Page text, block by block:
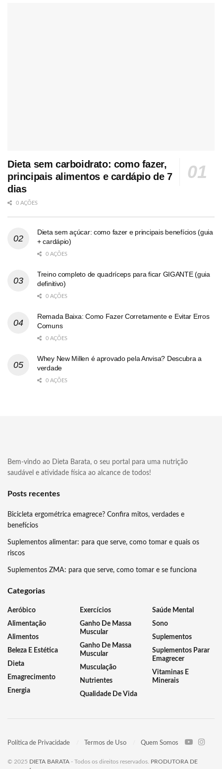
Dieta sem carboidrato: como fazer,
principais alimentos e cardápio de 7
dias
0 AÇÕES
Dieta sem açúcar: como fazer e principais benefícios (guia
+ cardápio)
0 AÇÕES
Treino completo de quadríceps para ficar GIGANTE (guia
definitivo)
0 AÇÕES
Remada Baixa: Como Fazer Corretamente e Evitar Erros
Comuns
0 AÇÕES
Whey New Millen é aprovado pela Anvisa? Descubra a
verdade
0 AÇÕES
Bem-vindo ao Dieta Barata, o seu portal para uma nutrição
saudável e atividade física ao alcance de todos!
Posts recentes
Bicicleta ergométrica emagrece? Confira mitos, verdades e
benefícios
Suplementos alimentar: para que serve, como tomar e quais os
riscos
Suplementos ZMA: para que serve, como tomar e se funciona
Categorias
Aeróbico
Alimentação
Alimentos
Beleza E Estética
Dieta
Emagrecimento
Energia
Exercícios
Ganho De Massa
Muscular
Ganho De Massa
Muscular
Musculação
Nutrientes
Qualidade De Vida
Saúde Mental
Sono
Suplementos
Suplementos Parar
Emagrecer
Vitaminas E
Minerais
Política de Privacidade Termos de Uso Quem Somos
© 2025 DIETA BARATA - Todos os direitos reservados. PRODUTORA DE